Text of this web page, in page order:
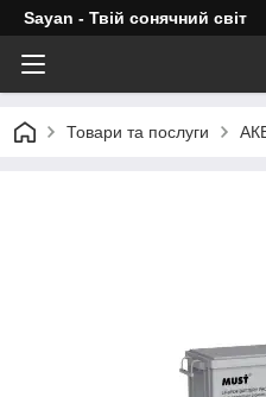
Sayan - Твій сонячний світ
Товари та послуги